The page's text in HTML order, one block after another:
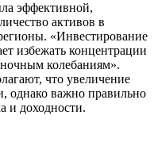
эффективной,
активов в
«Инвестирование
избежать концентрации
колебаниям».
что увеличение
однако важно правильно
и доходности.